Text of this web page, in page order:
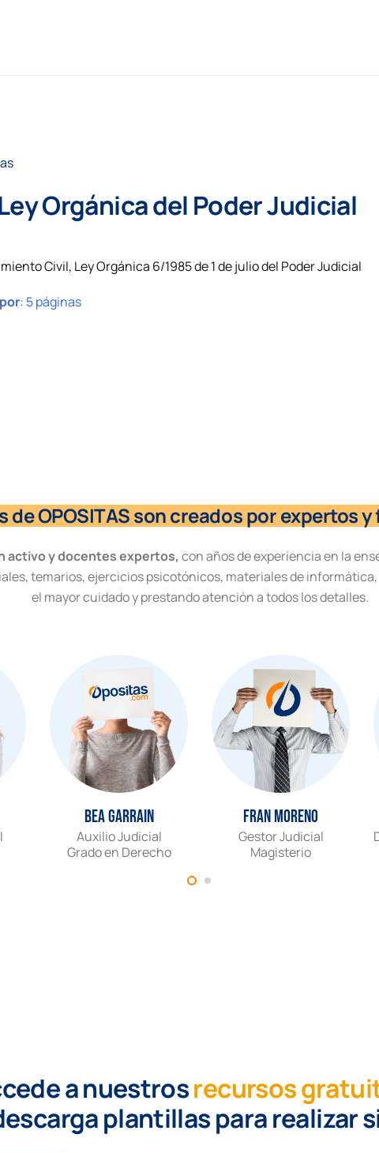
Orgánica del Poder Judicial
Civil, Ley Orgánica 6/1985 de 1 de julio del Poder Judicial
: 5 páginas
de OPOSITAS son creados por expertos
activo y docentes expertos, con años de experiencia en la
temarios, ejercicios psicotónicos, materiales de
el mayor cuidado y prestando atención a todos los detalles.
Bea Garrain
Auxilio Judicial
Grado en Derecho
Fran Moreno
Gestor Judicial
Magisterio
a nuestrosrecursos
plantillas para realizar